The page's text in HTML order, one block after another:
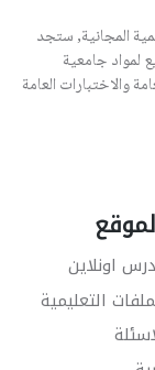
المجانية, ستجد
لمواد جامعية
والاختبارات العامة
اونلاين
التعليمية